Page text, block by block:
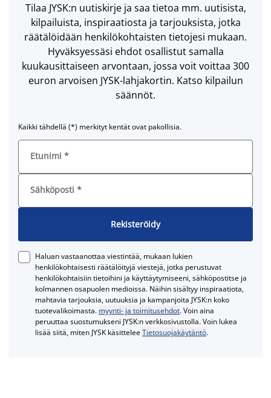
Tilaa JYSK:n uutiskirje ja saa tietoa mm. uutisista,
kilpailuista, inspiraatiosta ja tarjouksista, jotka
räätälöidään henkilökohtaisten tietojesi mukaan.
Hyväksyessäsi ehdot osallistut samalla
kuukausittaiseen arvontaan, jossa voit voittaa 300
euron arvoisen JYSK-lahjakortin. Katso kilpailun
säännöt.
Kaikki tähdellä (*) merkityt kentät ovat pakollisia.
Etunimi *
Sähköposti *
Rekisteröidy
Haluan vastaanottaa viestintää, mukaan lukien
henkilökohtaisesti räätälöityjä viestejä, jotka perustuvat
henkilökohtaisiin tietoihini ja käyttäytymiseeni, sähköpostitse ja
kolmannen osapuolen medioissa. Näihin sisältyy inspiraatiota,
mahtavia tarjouksia, uutuuksia ja kampanjoita JYSK:n koko
tuotevalikoimasta. myynti- ja toimitusehdot. Voin aina
peruuttaa suostumukseni JYSK:n verkkosivustolla. Voin lukea
lisää siitä, miten JYSK käsitteleeTietosuojakäytäntö.